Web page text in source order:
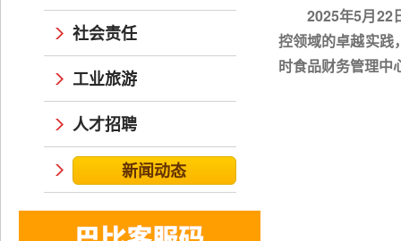
2025年5月22
控领域的卓越实践
时食品财务管理中
社会责任
工业旅游
人才招聘
新闻动态